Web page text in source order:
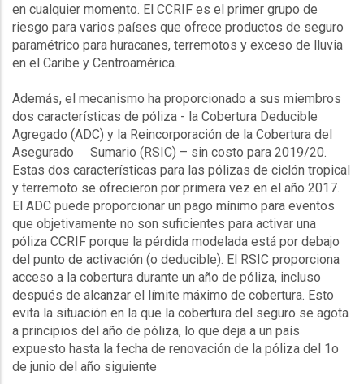
en cualquier momento. El CCRIF es el primer grupo de
riesgo para varios países que ofrece productos de seguro
paramétrico para huracanes, terremotos y exceso de lluvia
en el Caribe y Centroamérica.
Además, el mecanismo ha proporcionado a sus miembros
dos características de póliza - la Cobertura Deducible
Agregado (ADC) y la Reincorporación de la Cobertura del
Asegurado Sumario (RSIC) – sin costo para 2019/20.
Estas dos características para las pólizas de ciclón tropical
y terremoto se ofrecieron por primera vez en el año 2017.
El ADC puede proporcionar un pago mínimo para eventos
que objetivamente no son suficientes para activar una
póliza CCRIF porque la pérdida modelada está por debajo
del punto de activación (o deducible). El RSIC proporciona
acceso a la cobertura durante un año de póliza, incluso
después de alcanzar el límite máximo de cobertura. Esto
evita la situación en la que la cobertura del seguro se agota
a principios del año de póliza, lo que deja a un país
expuesto hasta la fecha de renovación de la póliza del 1o
de junio del año siguiente